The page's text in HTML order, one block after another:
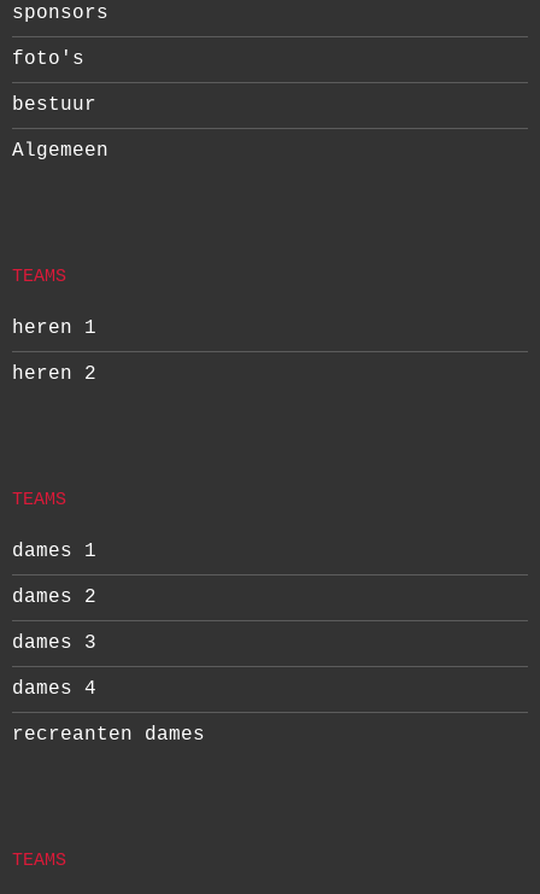
sponsors
foto's
bestuur
Algemeen
TEAMS
heren 1
heren 2
TEAMS
dames 1
dames 2
dames 3
dames 4
recreanten dames
TEAMS